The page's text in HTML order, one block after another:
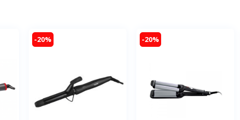
-20% -20%